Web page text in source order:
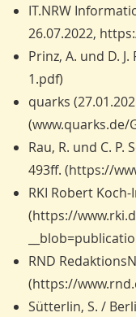
IT.NRW
26.07.2022,
Prinz, A. und D.
1.pdf)
quarks
Rau, R. und C.
493ff. (https://
RKI Robert
(https://
RND
(https://
Sütterlin, S. /